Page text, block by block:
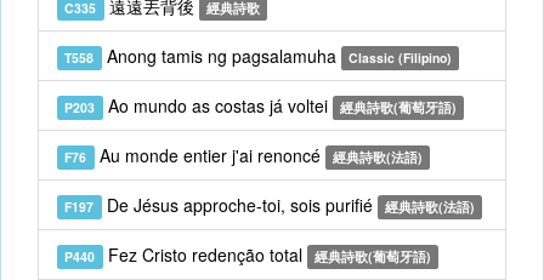
C335 遠遠丟背後 經典詩歌
T558 Anong tamis ng pagsalamuha Classic (Filipino)
P203 Ao mundo as costas já voltei 經典詩歌(葡萄牙語)
F76 Au monde entier j'ai renoncé 經典詩歌(法語)
F197 De Jésus approche-toi, sois purifié 經典詩歌(法語)
P440 Fez Cristo redenção total 經典詩歌(葡萄牙語)